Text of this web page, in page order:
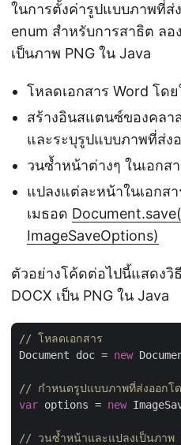
ในการตั้งค่ารูปแบบภาพที่ส่
enum สำหรับการสาธิต ลอ
เป็นภาพ PNG ใน Java
โหลดเอกสาร Word โด
สร้างอินสแตนซ์ของคลา
และระบุรูปแบบภาพที่ส่ง
วนซ้ำหน้าต่างๆ ในเอกส
แปลงแต่ละหน้าในเอกส
เมธอด
ImageSaveOptions)
ตัวอย่างโค้ดต่อไปนี้แสดงวิ
DOCX เป็น PNG ใน Java
// โหลดเอกสาร
Document doc = new
// กำหนดรูปแบบภาพที่ส่งออกโ
var options = new
// วนซ้ำหน้าและแปลงเป็นภาพ